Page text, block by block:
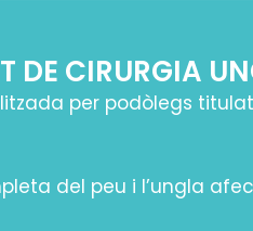
DE CIRURGIA
per podòlegs
del peu i l’ungla